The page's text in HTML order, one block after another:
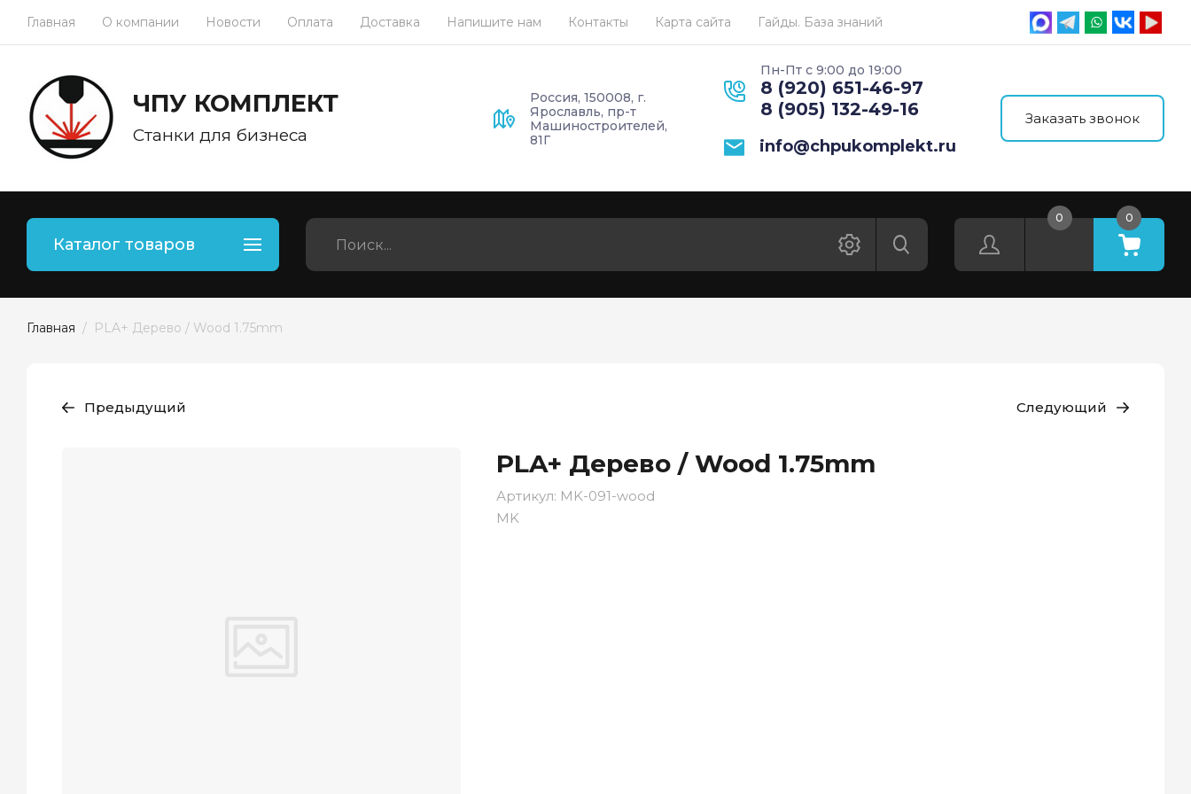
Главная О компании Новости Оплата Доставка Напишите нам Контакты Карта сайта Гайды. База знаний
ЧПУ КОМПЛЕКТ
Станки для бизнеса
Россия, 150008, г.
Ярославль, пр-т
Машиностроителей,
81Г
Пн-Пт с 9:00 до 19:00
8 (920) 651-46-97
8 (905) 132-49-16
info@chpukomplekt.ru
Заказать звонок
Каталог товаров
0 0
Главная /  PLA+ Дерево / Wood 1.75mm
Предыдущий Следующий
PLA+ Дерево / Wood 1.75mm
Артикул: MK-091-wood
MK